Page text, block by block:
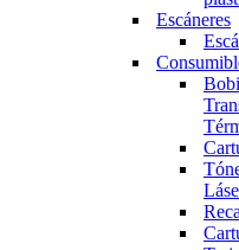
Escáneres